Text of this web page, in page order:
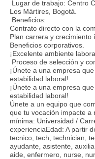
Lugar de trabajo: Centro
Los Mártires, Bogotá.
Beneficios:
Contrato directo con la
Plan carrera y crecimiento
Beneficios corporativos.
¡Excelente ambiente
Proceso de selección y
¡Únete a una empresa
estabilidad laboral!
¡Únete a una empresa
estabilidad laboral!
Únete a un equipo que
que tu vocación impacte a
mínima: Universidad /
experienciaEdad: A partir
tecnico, tech, technician,
ayudante, asistente,
aide, enfermero, nurse,